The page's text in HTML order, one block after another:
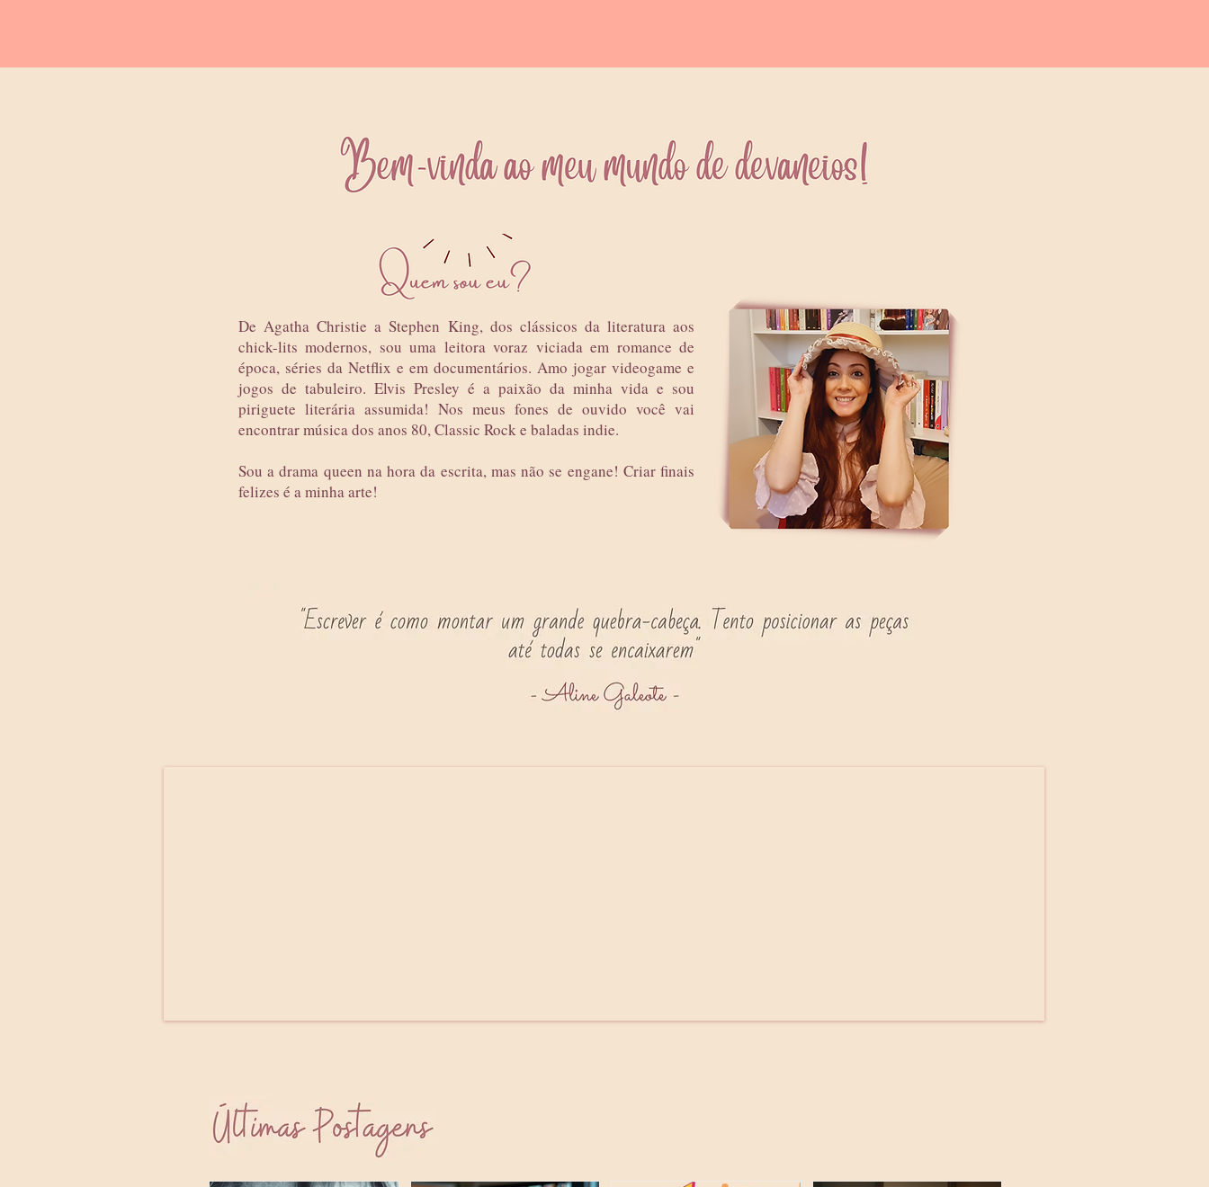
De Agatha Christie a Stephen King, dos clássicos da literatura aos
chick-lits modernos, sou uma leitora voraz viciada em romance de
época, séries da Netflix e em documentários. Amo jogar videogame e
jogos de tabuleiro. Elvis Presley é a paixão da minha vida e sou
piriguete literária assumida! Nos meus fones de ouvido você vai
encontrar música dos anos 80, Classic Rock e baladas indie.
Sou a drama queen na hora da escrita, mas não se engane! Criar finais
felizes é a minha arte!